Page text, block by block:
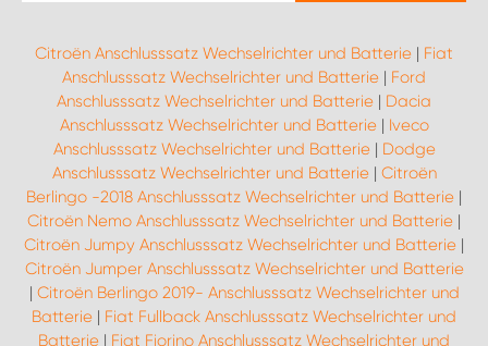
Citroën Anschlusssatz Wechselrichter und Batterie | Fiat
Anschlusssatz Wechselrichter und Batterie | Ford
Anschlusssatz Wechselrichter und Batterie | Dacia
Anschlusssatz Wechselrichter und Batterie| Iveco
Anschlusssatz Wechselrichter und Batterie| Dodge
Anschlusssatz Wechselrichter und Batterie| Citroën
Berlingo -2018 Anschlusssatz Wechselrichter und Batterie |
Citroën Nemo Anschlusssatz Wechselrichter und Batterie |
Citroën Jumpy Anschlusssatz Wechselrichter und Batterie |
Citroën Jumper Anschlusssatz Wechselrichter und Batterie
| Citroën Berlingo 2019- Anschlusssatz Wechselrichter und
Batterie | Fiat Fullback Anschlusssatz Wechselrichter und
Batterie | Fiat Fiorino Anschlusssatz Wechselrichter und